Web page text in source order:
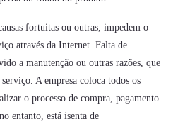
fortuitas ou outras, impedem o
através da Internet. Falta de
a manutenção ou outras razões, que
A empresa coloca todos os
o processo de compra, pagamento
entanto, está isenta de